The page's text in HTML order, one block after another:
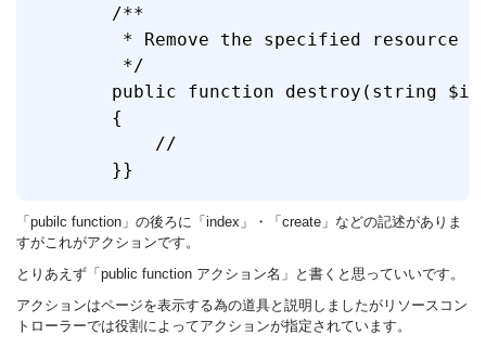
    /**
* Remove the specified resource
     */
public function destroy(string
    {
        //
    }}
「pubilc function」の後ろに「index」・「create」などの記述がありま
すがこれがアクションです。
とりあえず「public function アクション名」と書くと思っていいです。
アクションはページを表示する為の道具と説明しましたがリソースコン
トローラーでは役割によってアクションが指定されています。